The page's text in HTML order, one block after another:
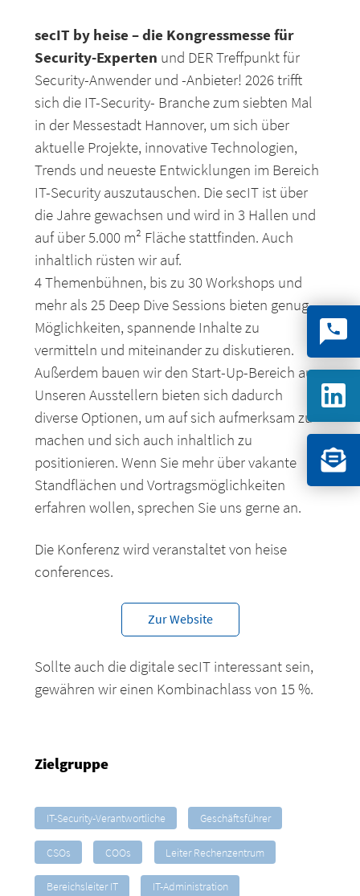
secIT by heise – die Kongressmesse für
Security-Experten und DER Treffpunkt für
Security-Anwender und -Anbieter! 2026 trifft
sich die IT-Security- Branche zum siebten Mal
in der Messestadt Hannover, um sich über
aktuelle Projekte, innovative Technologien,
Trends und neueste Entwicklungen im Bereich
IT-Security auszutauschen. Die secIT ist über
die Jahre gewachsen und wird in 3 Hallen und
auf über 5.000 m² Fläche stattfinden. Auch
inhaltlich rüsten wir auf.
4 Themenbühnen, bis zu 30 Workshops und
mehr als 25 Deep Dive Sessions bieten genug
Möglichkeiten, spannende Inhalte zu
vermitteln und miteinander zu diskutieren.
Außerdem bauen wir den Start-Up-Bereich aus.
Unseren Ausstellern bieten sich dadurch
diverse Optionen, um auf sich aufmerksam zu
machen und sich auch inhaltlich zu
positionieren. Wenn Sie mehr über vakante
Standflächen und Vortragsmöglichkeiten
erfahren wollen, sprechen Sie uns gerne an.
Die Konferenz wird veranstaltet von heise
conferences.
Zur Website
Sollte auch die digitale secIT interessant sein,
gewähren wir einen Kombinachlass von 15 %.
Zielgruppe
IT-Security-Verantwortliche Geschäftsführer
CSOs COOs Leiter Rechenzentrum
Bereichsleiter IT IT-Administration